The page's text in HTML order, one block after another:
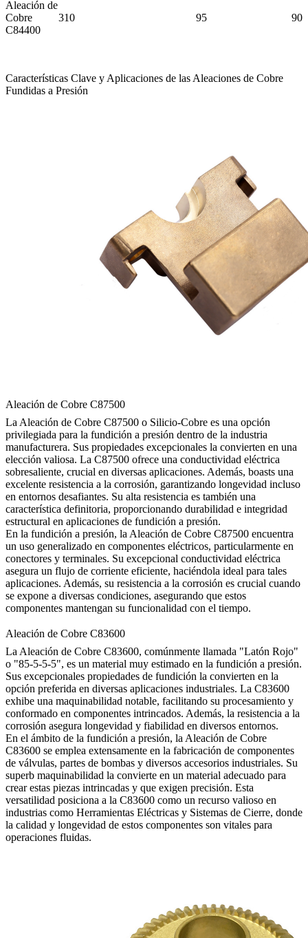
Aleación de
Cobre
C84400
310 95 90
Características Clave y Aplicaciones de las Aleaciones de Cobre
Fundidas a Presión
Aleación de Cobre C87500
La Aleación de Cobre C87500 o Silicio-Cobre es una opción
privilegiada para la fundición a presión dentro de la industria
manufacturera. Sus propiedades excepcionales la convierten en una
elección valiosa. La C87500 ofrece una conductividad eléctrica
sobresaliente, crucial en diversas aplicaciones. Además, boasts una
excelente resistencia a la corrosión, garantizando longevidad incluso
en entornos desafiantes. Su alta resistencia es también una
característica definitoria, proporcionando durabilidad e integridad
estructural en aplicaciones de fundición a presión.
En la fundición a presión, la Aleación de Cobre C87500 encuentra
un uso generalizado en componentes eléctricos, particularmente en
conectores y terminales. Su excepcional conductividad eléctrica
asegura un flujo de corriente eficiente, haciéndola ideal para tales
aplicaciones. Además, su resistencia a la corrosión es crucial cuando
se expone a diversas condiciones, asegurando que estos
componentes mantengan su funcionalidad con el tiempo.
Aleación de Cobre C83600
La Aleación de Cobre C83600, comúnmente llamada "Latón Rojo"
o "85-5-5-5", es un material muy estimado en la fundición a presión.
Sus excepcionales propiedades de fundición la convierten en la
opción preferida en diversas aplicaciones industriales. La C83600
exhibe una maquinabilidad notable, facilitando su procesamiento y
conformado en componentes intrincados. Además, la resistencia a la
corrosión asegura longevidad y fiabilidad en diversos entornos.
En el ámbito de la fundición a presión, la Aleación de Cobre
C83600 se emplea extensamente en la fabricación de componentes
de válvulas, partes de bombas y diversos accesorios industriales. Su
superb maquinabilidad la convierte en un material adecuado para
crear estas piezas intrincadas y que exigen precisión. Esta
versatilidad posiciona a la C83600 como un recurso valioso en
industrias como Herramientas Eléctricas y Sistemas de Cierre, donde
la calidad y longevidad de estos componentes son vitales para
operaciones fluidas.